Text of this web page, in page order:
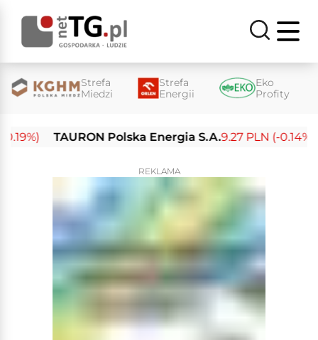
Strefa
Miedzi
Strefa
Energii
Eko
Profity
TAURON Polska Energia S.A.9.27 PLN (-0.14%)
REKLAMA